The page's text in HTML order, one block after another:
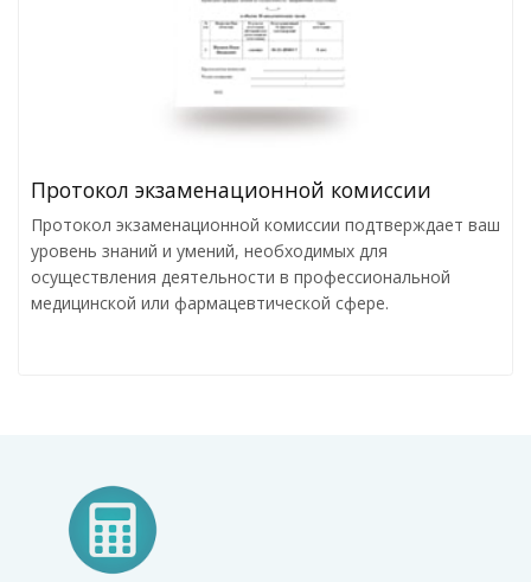
Протокол экзаменационной комиссии
Протокол экзаменационной комиссии подтверждает ваш
уровень знаний и умений, необходимых для
осуществления деятельности в профессиональной
медицинской или фармацевтической сфере.